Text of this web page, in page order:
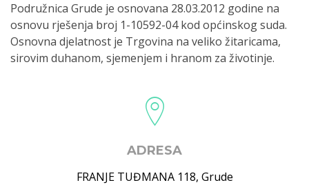
Podružnica Grude je osnovana 28.03.2012 godine na
osnovu rješenja broj 1-10592-04 kod općinskog suda.
Osnovna djelatnost je Trgovina na veliko žitaricama,
sirovim duhanom, sjemenjem i hranom za životinje.
ADRESA
FRANJE TUĐMANA 118, Grude